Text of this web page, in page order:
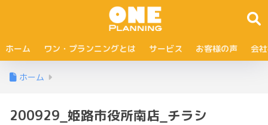
ホーム ワン・プランニングとは サービス お客様の声 会
ホーム
200929_姫路市役所南店_チラシ